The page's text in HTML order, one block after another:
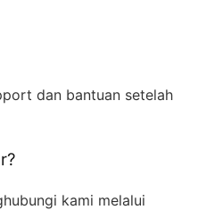
dan bantuan setelah
kami melalui